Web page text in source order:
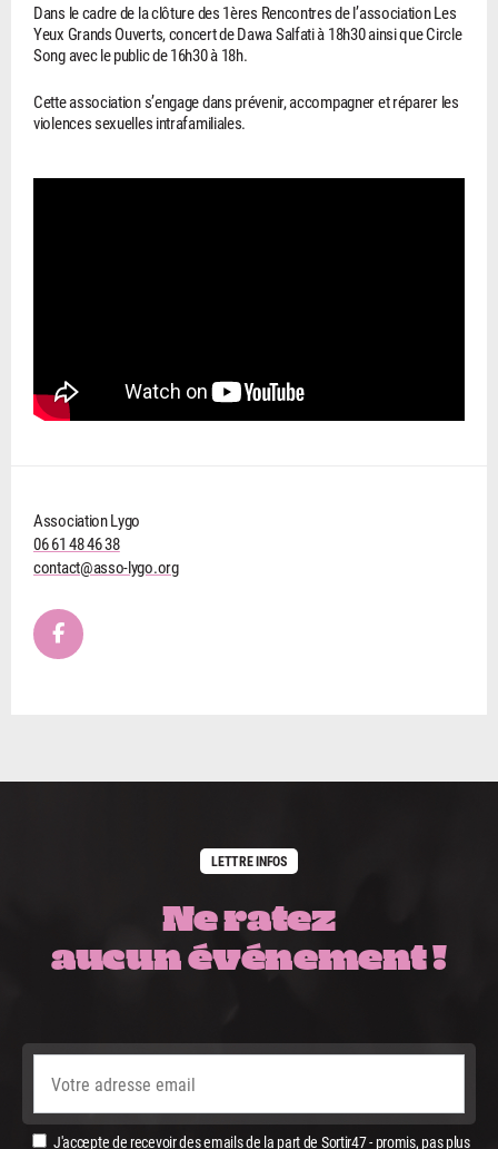
Dans le cadre de la clôture des 1ères Rencontres de l’association Les
Yeux Grands Ouverts, concert de Dawa Salfati à 18h30 ainsi que Circle
Song avec le public de 16h30 à 18h.
Cette association s’engage dans prévenir, accompagner et réparer les
violences sexuelles intrafamiliales.
Association Lygo
06 61 48 46 38
contact@asso-lygo.org
LETTRE INFOS
Ne ratez
aucun événement !
J'accepte de recevoir des emails de la part de Sortir47 - promis, pas plus